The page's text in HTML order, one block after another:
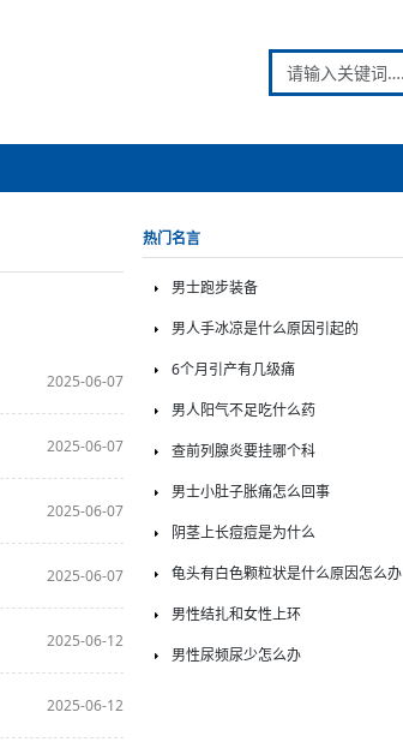
2025-06-07
2025-06-07
2025-06-07
2025-06-07
2025-06-12
2025-06-12
热门名言
男士跑步装备
男人手冰凉是什么原因引起的
6个月引产有几级痛
男人阳气不足吃什么药
查前列腺炎要挂哪个科
男士小肚子胀痛怎么回事
阴茎上长痘痘是为什么
龟头有白色颗粒状是什么原因怎么办
男性结扎和女性上环
男性尿频尿少怎么办